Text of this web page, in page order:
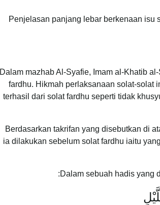
Penjelasan panjang lebar berkenaan isu
Dalam mazhab Al-Syafie, Imam al-Khatib
fardhu. Hikmah perlaksanaan solat-solat
terhasil dari solat fardhu seperti tidak
Berdasarkan takrifan yang disebutkan di
ia dilakukan sebelum solat fardhu iaitu
Dalam sebuah hadis yang